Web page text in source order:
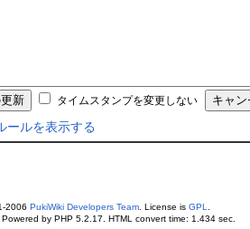
タイムスタンプを変更しない
ールを表示する
2006 PukiWiki Developers Team. License is GPL
by PHP 5.2.17. HTML convert time: 1.434 sec.